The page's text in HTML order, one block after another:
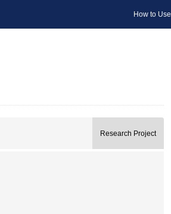
How to Use
Research Project